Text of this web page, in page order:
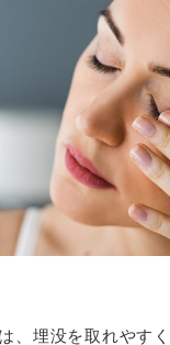
、埋没を取れやす